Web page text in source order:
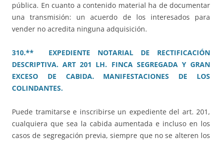
pública. En cuanto a contenido material ha de documentar
una transmisión: un acuerdo de los interesados para
vender no acredita ninguna adquisición.
310.** EXPEDIENTE NOTARIAL DE RECTIFICACIÓN
DESCRIPTIVA. ART 201 LH. FINCA SEGREGADA Y GRAN
EXCESO DE CABIDA. MANIFESTACIONES DE LOS
COLINDANTES.
Puede tramitarse e inscribirse un expediente del art. 201,
cualquiera que sea la cabida aumentada e incluso en los
casos de segregación previa, siempre que no se alteren los